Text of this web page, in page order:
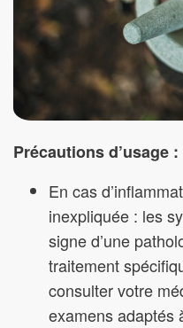
Précautions d’usage
En cas
inexpliquée : les
signe d’une
traitement
consulter votre
examens adaptés